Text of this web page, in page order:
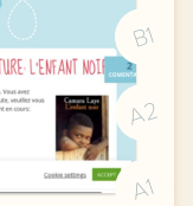
B1
A2
A1